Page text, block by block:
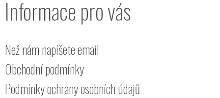
Informace pro vás
Než nám napíšete email
Obchodní podmínky
Podmínky ochrany osobních údajů